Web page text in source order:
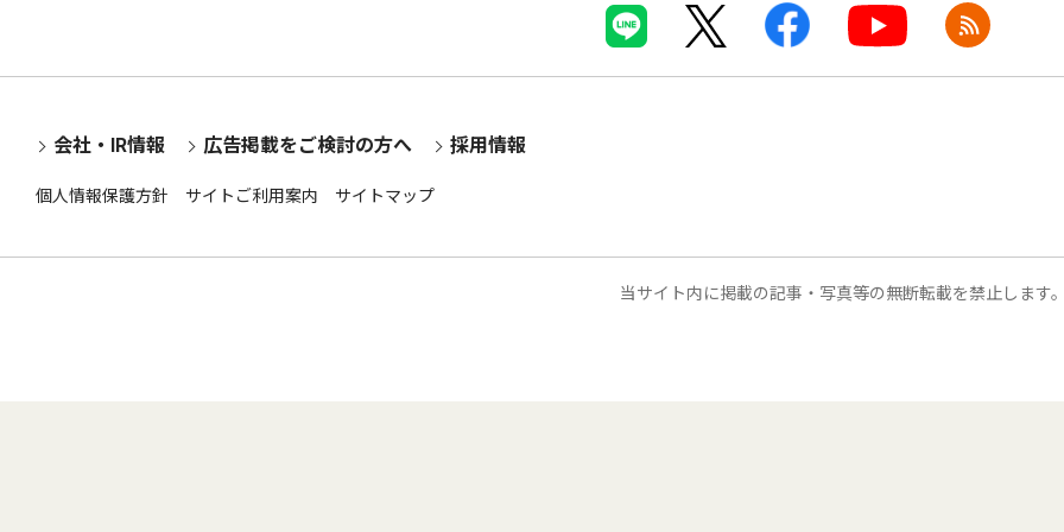
会社・IR情報 広告掲載をご検討の方へ 採用情報
個人情報保護方針 サイトご利用案内 サイトマップ
当サイト内に掲載の記事・写真等の無断転載を禁止します